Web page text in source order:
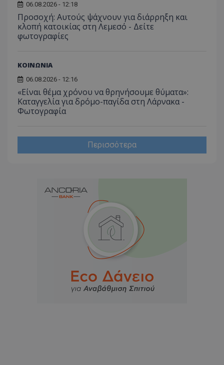
06.08.2026 - 12:18
Προσοχή: Αυτούς ψάχνουν για διάρρηξη και
κλοπή κατοικίας στη Λεμεσό - Δείτε
φωτογραφίες
ΚΟΙΝΩΝΙΑ
06.08.2026 - 12:16
«Είναι θέμα χρόνου να θρηνήσουμε θύματα»:
Καταγγελία για δρόμο-παγίδα στη Λάρνακα -
Φωτογραφία
Περισσότερα